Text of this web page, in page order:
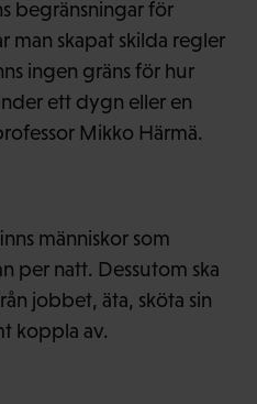
begränsningar för
man skapat skilda regler
ingen gräns för hur
ett dygn eller en
Mikko Härmä.
människor som
per natt. Dessutom ska
jobbet, äta, sköta sin
koppla av.